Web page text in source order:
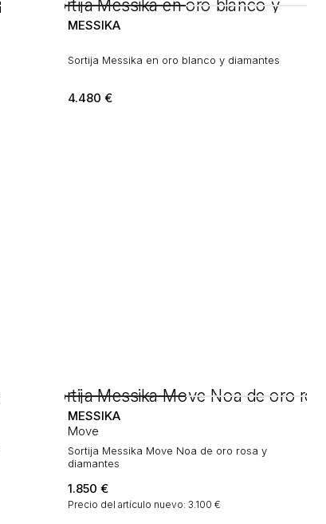
MESSIKA
Sortija Messika en oro blanco y diamantes
4.480 €
MESSIKA
Move
Sortija Messika Move Noa de oro rosa y
diamantes
1.850 €
Precio del artículo nuevo: 3.100 €